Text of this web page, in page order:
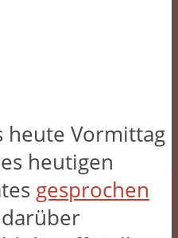
Vormittag
heutigen
gesprochen